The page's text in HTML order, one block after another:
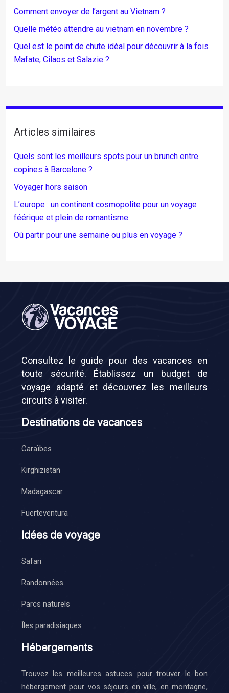
Comment envoyer de l’argent au Vietnam ?
Quelle météo attendre au vietnam en novembre ?
Quel est le point de chute idéal pour découvrir à la fois
Mafate, Cilaos et Salazie ?
Articles similaires
Quels sont les meilleurs spots pour un brunch entre
copines à Barcelone ?
Voyager hors saison
L’europe : un continent cosmopolite pour un voyage
féérique et plein de romantisme
Où partir pour une semaine ou plus en voyage ?
Consultez le guide pour des vacances en
toute sécurité. Établissez un budget de
voyage adapté et découvrez les meilleurs
circuits à visiter.
Destinations de vacances
Caraïbes
Kirghizistan
Madagascar
Fuerteventura
Idées de voyage
Safari
Randonnées
Parcs naturels
Îles paradisiaques
Hébergements
Trouvez les meilleures astuces pour trouver le bon
hébergement pour vos séjours en ville, en montagne,